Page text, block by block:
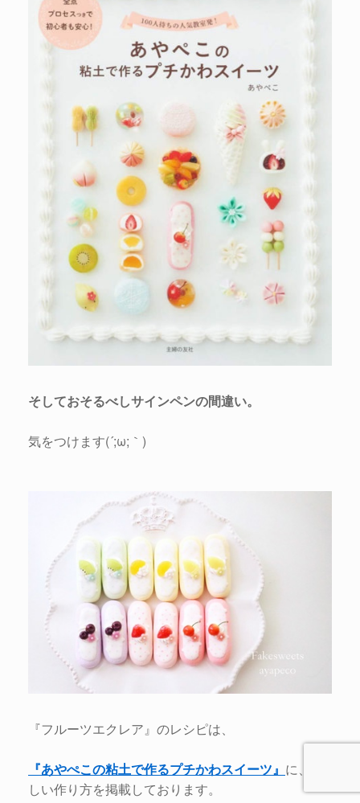
そしておそるべしサインペンの間違い。
気をつけます(´;ω;｀)
『フルーツエクレア』のレシピは、
『あやぺこの粘土で作るプチかわスイーツ』 に、詳
しい作り方を掲載しております。